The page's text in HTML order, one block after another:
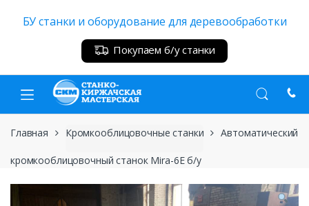
БУ станки и оборудование для деревообработки
Покупаем б/у станки
Главная Кромкооблицовочные станки Автоматический
кромкооблицовочный станок Mira-6E б/у